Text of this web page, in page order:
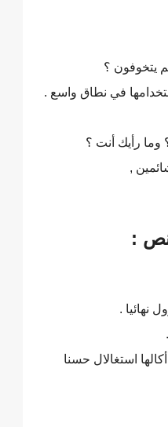
يتخوفون ؟
في نطاق واسع .
وما رأيك أنت ؟
,
:
نهائيا .
استغالال حسنا